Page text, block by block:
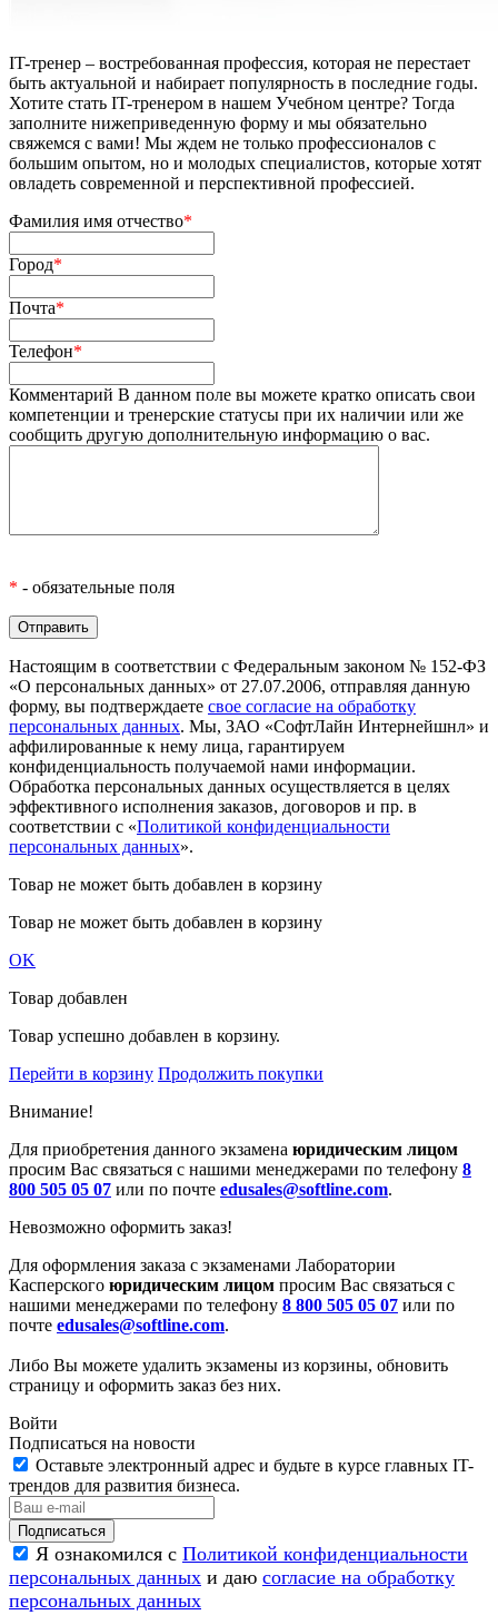
IT-тренер – востребованная профессия, которая не перестает
быть актуальной и набирает популярность в последние годы.
Хотите стать IT-тренером в нашем Учебном центре? Тогда
заполните нижеприведенную форму и мы обязательно
свяжемся с вами! Мы ждем не только профессионалов с
большим опытом, но и молодых специалистов, которые хотят
овладеть современной и перспективной профессией.
Фамилия имя отчество*
Город*
Почта*
Телефон*
Комментарий В данном поле вы можете кратко описать свои
компетенции и тренерские статусы при их наличии или же
сообщить другую дополнительную информацию о вас.
* - обязательные поля
Настоящим в соответствии с Федеральным законом № 152-ФЗ
«О персональных данных» от 27.07.2006, отправляя данную
форму, вы подтверждаете свое согласие на обработку
персональных данных. Мы, ЗАО «СофтЛайн Интернейшнл» и
аффилированные к нему лица, гарантируем
конфиденциальность получаемой нами информации.
Обработка персональных данных осуществляется в целях
эффективного исполнения заказов, договоров и пр. в
соответствии с «Политикой конфиденциальности
персональных данных».
Товар не может быть добавлен в корзину
Товар не может быть добавлен в корзину
OK
Товар добавлен
Товар успешно добавлен в корзину.
Перейти в корзину Продолжить покупки
Внимание!
Для приобретения данного экзамена юридическим лицом
просим Вас связаться с нашими менеджерами по телефону 8
800 505 05 07 или по почте edusales@softline.com.
Невозможно оформить заказ!
Для оформления заказа с экзаменами Лаборатории
Касперского юридическим лицом просим Вас связаться с
нашими менеджерами по телефону 8 800 505 05 07 или по
почте edusales@softline.com.
Либо Вы можете удалить экзамены из корзины, обновить
страницу и оформить заказ без них.
Войти
Подписаться на новости
Оставьте электронный адрес и будьте в курсе главных IT-
трендов для развития бизнеса.
Я ознакомился с Политикой конфиденциальности
персональных данных и даю согласие на обработку
персональных данных